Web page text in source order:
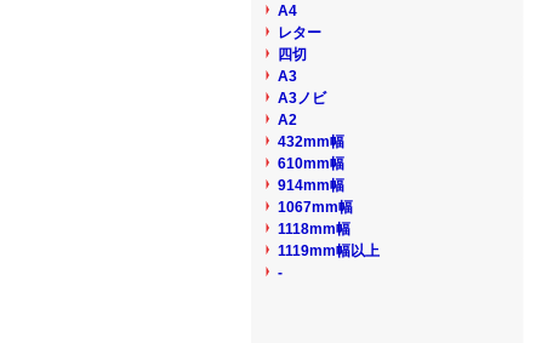
A4
レター
四切
A3
A3ノビ
A2
432mm幅
610mm幅
914mm幅
1067mm幅
1118mm幅
1119mm幅以上
-